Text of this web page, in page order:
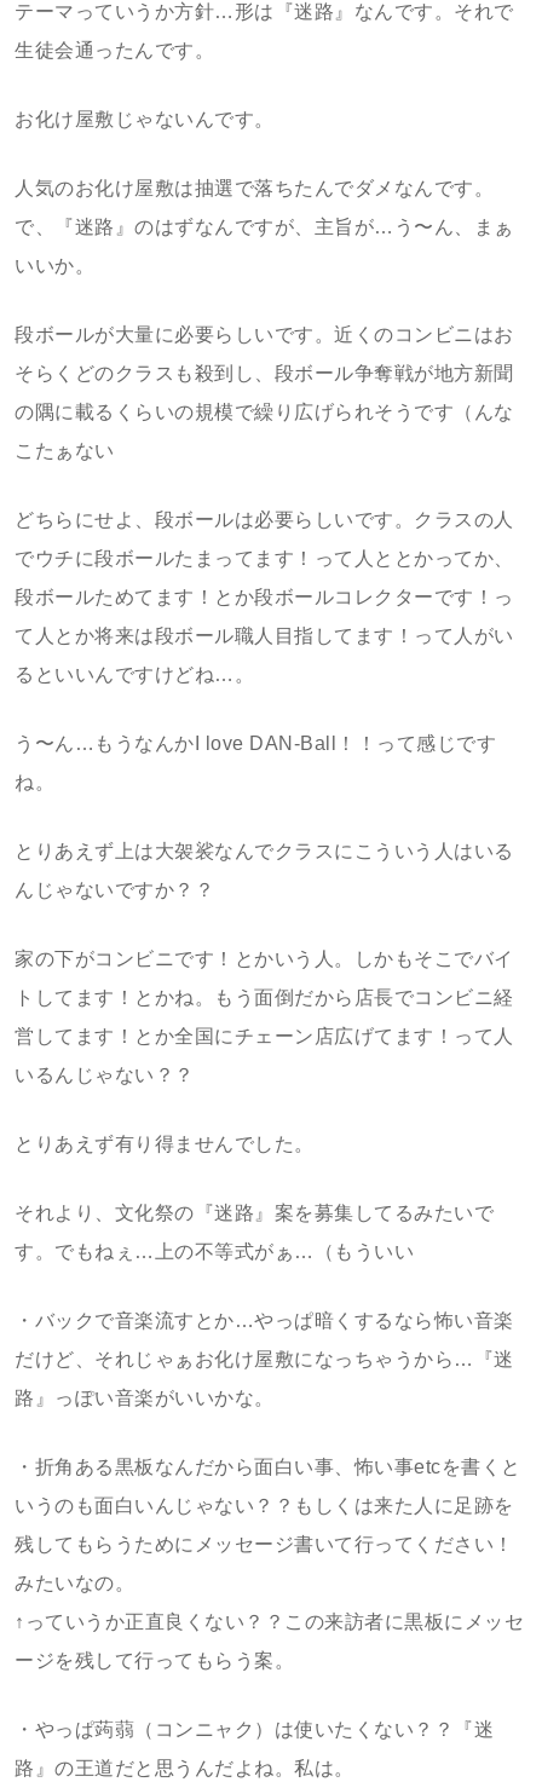
テーマっていうか方針…形は『迷路』なんです。それで
生徒会通ったんです。
お化け屋敷じゃないんです。
人気のお化け屋敷は抽選で落ちたんでダメなんです。
で、『迷路』のはずなんですが、主旨が…う〜ん、まぁ
いいか。
段ボールが大量に必要らしいです。近くのコンビニはお
そらくどのクラスも殺到し、段ボール争奪戦が地方新聞
の隅に載るくらいの規模で繰り広げられそうです（んな
こたぁない
どちらにせよ、段ボールは必要らしいです。クラスの人
でウチに段ボールたまってます！って人ととかってか、
段ボールためてます！とか段ボールコレクターです！っ
て人とか将来は段ボール職人目指してます！って人がい
るといいんですけどね…。
う〜ん…もうなんかI love DAN-Ball！！って感じです
ね。
とりあえず上は大袈裟なんでクラスにこういう人はいる
んじゃないですか？？
家の下がコンビニです！とかいう人。しかもそこでバイ
トしてます！とかね。もう面倒だから店長でコンビニ経
営してます！とか全国にチェーン店広げてます！って人
いるんじゃない？？
とりあえず有り得ませんでした。
それより、文化祭の『迷路』案を募集してるみたいで
す。でもねぇ…上の不等式がぁ…（もういい
・バックで音楽流すとか…やっぱ暗くするなら怖い音楽
だけど、それじゃぁお化け屋敷になっちゃうから…『迷
路』っぽい音楽がいいかな。
・折角ある黒板なんだから面白い事、怖い事etcを書くと
いうのも面白いんじゃない？？もしくは来た人に足跡を
残してもらうためにメッセージ書いて行ってください！
みたいなの。
↑っていうか正直良くない？？この来訪者に黒板にメッセ
ージを残して行ってもらう案。
・やっぱ蒟蒻（コンニャク）は使いたくない？？『迷
路』の王道だと思うんだよね。私は。